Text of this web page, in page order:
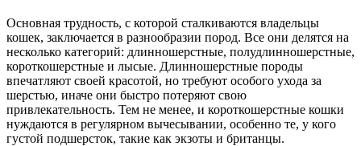
Основная трудность, с которой сталкиваются владельцы
кошек, заключается в разнообразии пород. Все они делятся на
несколько категорий: длинношерстные, полудлинношерстные,
короткошерстные и лысые. Длинношерстные породы
впечатляют своей красотой, но требуют особого ухода за
шерстью, иначе они быстро потеряют свою
привлекательность. Тем не менее, и короткошерстные кошки
нуждаются в регулярном вычесывании, особенно те, у кого
густой подшерсток, такие как экзоты и британцы.